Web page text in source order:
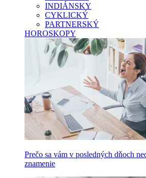
INDIÁNSKY
CYKLICKÝ
PARTNERSKÝ
HOROSKOPY
Prečo sa vám v posledných dňoch
znamenie